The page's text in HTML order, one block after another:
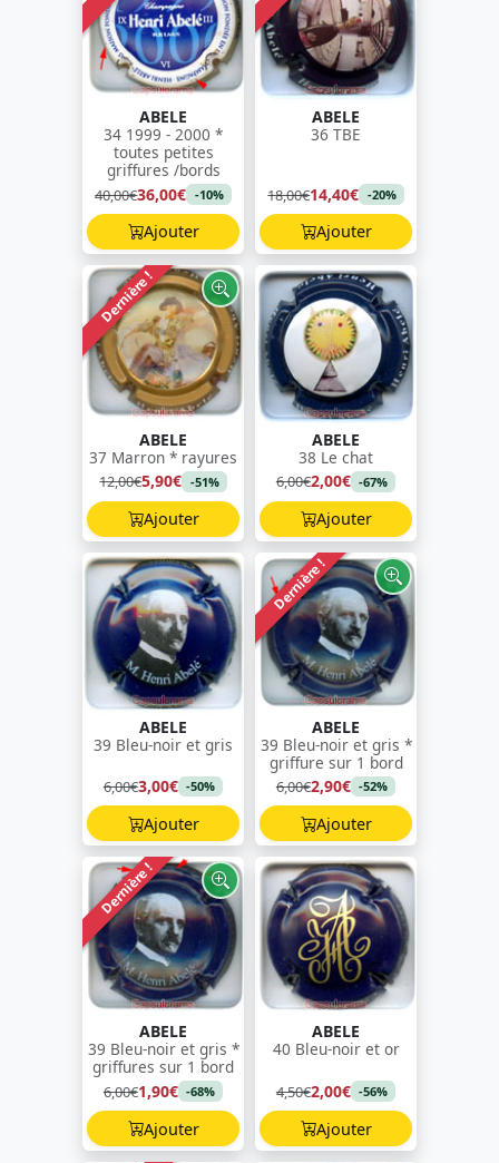
ABELE
34 1999 - 2000 *
toutes petites
griffures /bords
40,00€36,00€ -10%
Ajouter
ABELE
36 TBE
18,00€14,40€ -20%
Ajouter
Dernière !
ABELE
37 Marron * rayures
12,00€5,90€ -51%
Ajouter
ABELE
38 Le chat
6,00€2,00€ -67%
Ajouter
ABELE
39 Bleu-noir et gris
6,00€3,00€ -50%
Ajouter
Dernière !
ABELE
39 Bleu-noir et gris *
griffure sur 1 bord
6,00€2,90€ -52%
Ajouter
Dernière !
ABELE
39 Bleu-noir et gris *
griffures sur 1 bord
6,00€1,90€ -68%
Ajouter
ABELE
40 Bleu-noir et or
4,50€2,00€ -56%
Ajouter